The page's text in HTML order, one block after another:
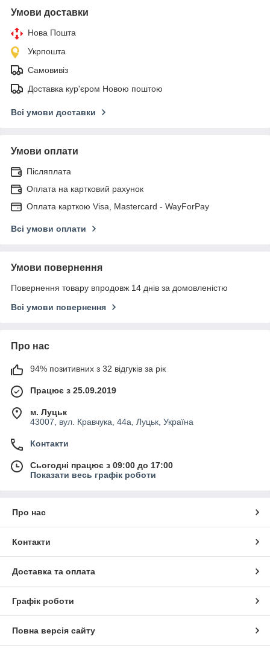
Умови доставки
Нова Пошта
Укрпошта
Самовивіз
Доставка кур'єром Новою поштою
Всі умови доставки
Умови оплати
Післяплата
Оплата на картковий рахунок
Оплата карткою Visa, Mastercard - WayForPay
Всі умови оплати
Умови повернення
Повернення товару впродовж 14 днів за домовленістю
Всі умови повернення
Про нас
94% позитивних з 32 відгуків за рік
Працює з 25.09.2019
м. Луцьк
43007, вул. Кравчука, 44а, Луцьк, Україна
Контакти
Сьогодні працює з 09:00 до 17:00
Показати весь графік роботи
Про нас
Контакти
Доставка та оплата
Графік роботи
Повна версія сайту